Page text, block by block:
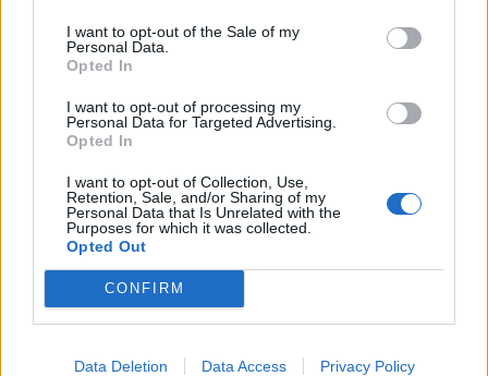
I want to opt-out of the Sale of my
Personal Data.
Opted In
I want to opt-out of processing my
Personal Data for Targeted Advertising.
Opted In
I want to opt-out of Collection, Use,
Retention, Sale, and/or Sharing of my
Personal Data that Is Unrelated with the
Purposes for which it was collected.
Opted Out
CONFIRM
Data Deletion Data Access Privacy Policy
Πελοπόννησος
Δούκας: Έφθασε για φύλαξη στη Σπάρτη
η συλλογή σπάνιων Βυζαντινών
Αντικειμένων του Δημητρίου Δούκα
16 Ιουνίου 2023 18:43